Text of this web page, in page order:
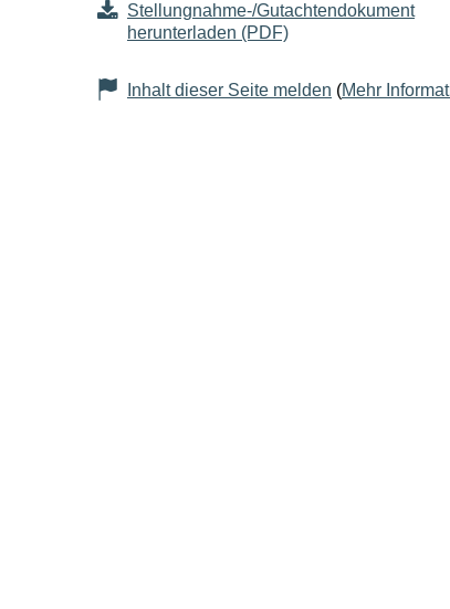
Stellungnahme-/Gutachtendokument
herunterladen (PDF)
Inhalt dieser Seite melden (Mehr